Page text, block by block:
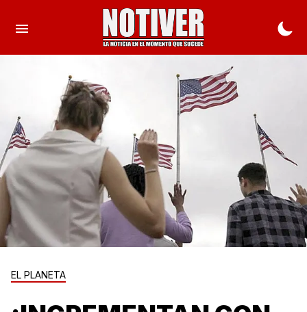
EL PLANETA